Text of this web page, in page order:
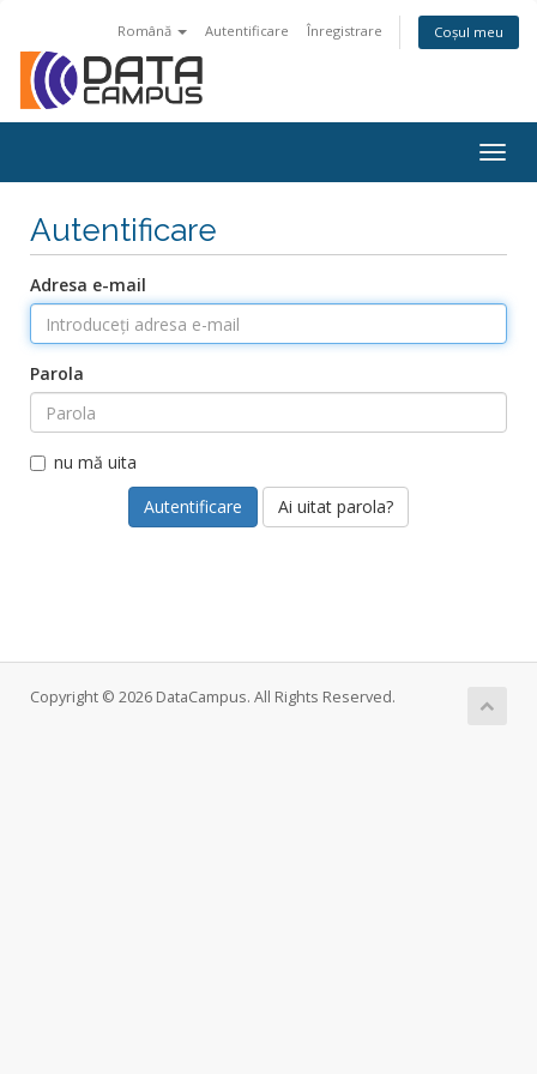
Română Autentificare Înregistrare Coșul meu
Autentificare
Adresa e-mail
Parola
nu mă uita
Ai uitat parola?
Copyright © 2026 DataCampus. All Rights Reserved.